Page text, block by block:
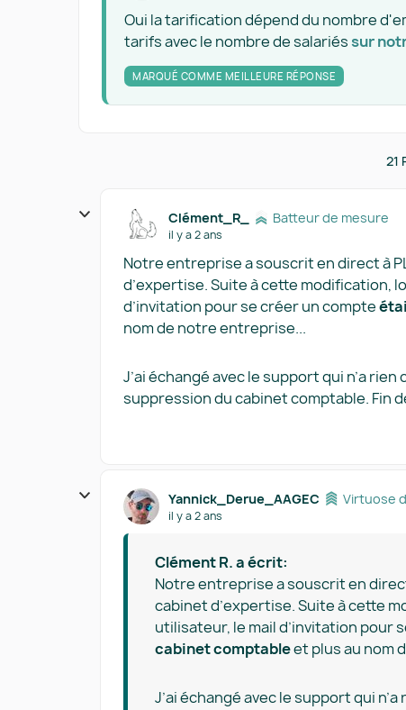
Oui la tarification dépend du nombre
tarifs avec le nombre de salariéssur
MARQUÉ COMME MEILLEURE RÉPONSE
21
Clément_R_ Batteur de mesure
il y a 2 ans
Notre entreprise a souscrit en direct à
d’expertise. Suite à cette modification,
d’invitation pour se créer un compte
nom de notre entreprise...
J’ai échangé avec le support qui n’a
suppression du cabinet comptable. Fin
Yannick_Derue_AAGEC Virtuose
il y a 2 ans
Clément R. a écrit:
Notre entreprise a souscrit en
cabinet d’expertise. Suite à cette
utilisateur, le mail d’invitation pour
cabinet comptableet plus au nom
J’ai échangé avec le support qui